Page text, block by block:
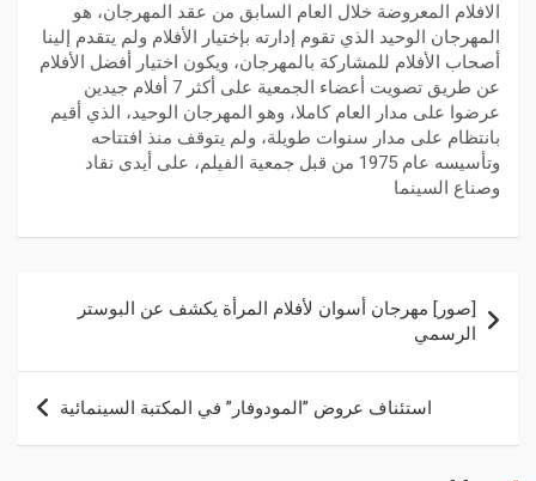
الافلام المعروضة خلال العام السابق من عقد المهرجان، هو
المهرجان الوحيد الذي تقوم إدارته بإختيار الأفلام ولم يتقدم إلينا
أصحاب الأفلام للمشاركة بالمهرجان، ويكون اختيار أفضل الأفلام
عن طريق تصويت أعضاء الجمعية على أكثر 7 أفلام جيدين
عرضوا على مدار العام كاملا، وهو المهرجان الوحيد، الذي أقيم
بانتظام على مدار سنوات طويلة، ولم يتوقف منذ افتتاحه
وتأسيسه عام 1975 من قبل جمعية الفيلم، على أيدى نقاد
وصناع السينما
[صور] مهرجان أسوان لأفلام المرأة يكشف عن البوستر
الرسمي
استئناف عروض ”المودوفار” في المكتبة السينمائية